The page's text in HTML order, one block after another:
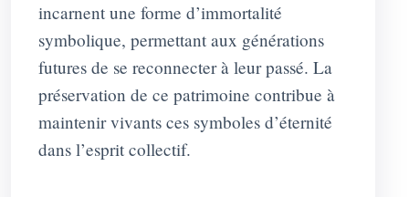
incarnent une forme d’immortalité
symbolique, permettant aux générations
futures de se reconnecter à leur passé. La
préservation de ce patrimoine contribue à
maintenir vivants ces symboles d’éternité
dans l’esprit collectif.